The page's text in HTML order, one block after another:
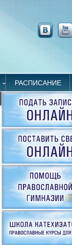
РАСПИСАНИЕ